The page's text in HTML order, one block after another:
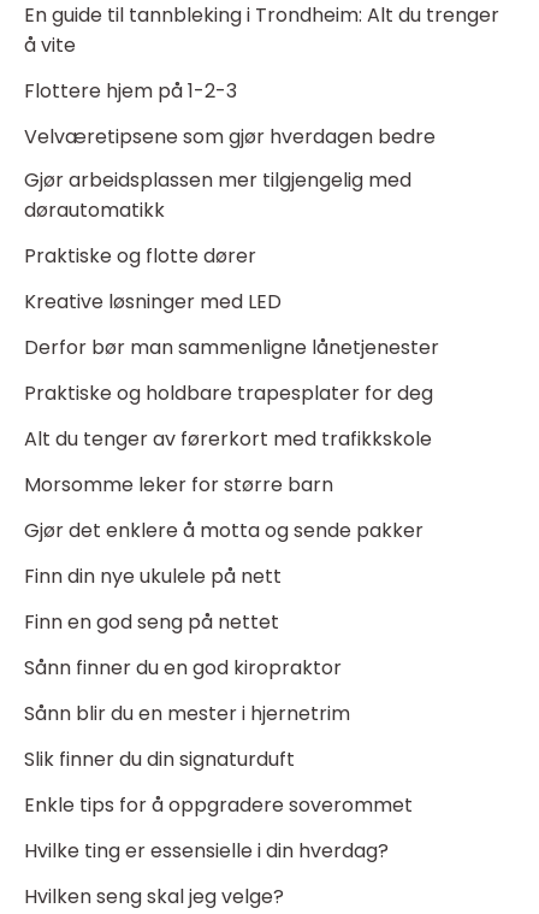
En guide til tannbleking i Trondheim: Alt du trenger
å vite
Flottere hjem på 1-2-3
Velværetipsene som gjør hverdagen bedre
Gjør arbeidsplassen mer tilgjengelig med
dørautomatikk
Praktiske og flotte dører
Kreative løsninger med LED
Derfor bør man sammenligne lånetjenester
Praktiske og holdbare trapesplater for deg
Alt du tenger av førerkort med trafikkskole
Morsomme leker for større barn
Gjør det enklere å motta og sende pakker
Finn din nye ukulele på nett
Finn en god seng på nettet
Sånn finner du en god kiropraktor
Sånn blir du en mester i hjernetrim
Slik finner du din signaturduft
Enkle tips for å oppgradere soverommet
Hvilke ting er essensielle i din hverdag?
Hvilken seng skal jeg velge?